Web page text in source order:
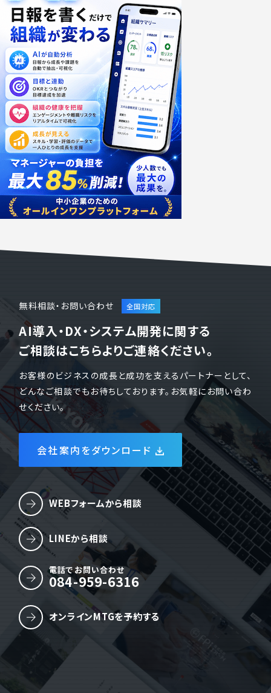
無料相談・お問い合わせ
AI導入・DX・システム開発に関する
ご相談はこちらよりご連絡ください。
お客様のビジネスの成長と成功を支えるパートナーとして、
どんなご相談でもお待ちしております。お気軽にお問い合わ
せください。
会社案内をダウンロード
WEBフォームから相談
LINEから相談
電話でお問い合わせ
084-959-6316
オンラインMTGを予約する